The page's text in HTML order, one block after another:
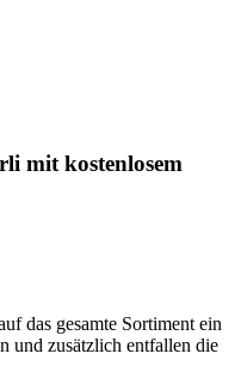
mit kostenlosem
das gesamte Sortiment ein
und zusätzlich entfallen die